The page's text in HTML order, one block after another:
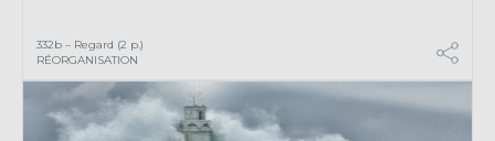
332b – Regard (2 p.)
RÉORGANISATION